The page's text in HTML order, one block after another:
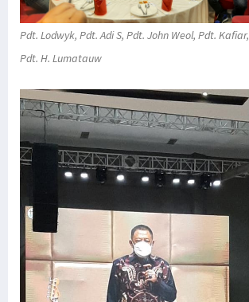
Pdt. Lodwyk, Pdt. Adi S, Pdt. John Weol, Pdt. Kafiar,
Pdt. H. Lumatauw